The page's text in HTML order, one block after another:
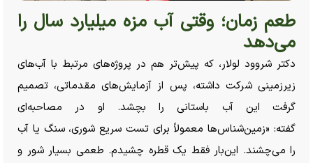
طعم زمان؛ وقتی آب مزه میلیارد سال را
می‌دهد
دکتر شروود لولار، که پیش‌تر هم در پروژه‌های مرتبط با آب‌های
زیرزمینی شرکت داشته، پس از آزمایش‌های مقدماتی، تصمیم
گرفت این آب باستانی را بچشد. او در مصاحبه‌ای
گفته: «زمین‌شناس‌ها معمولاً برای تست سریع شوری، سنگ یا آب
را می‌چشند. این‌بار فقط یک قطره چشیدم. طعمی بسیار شور و